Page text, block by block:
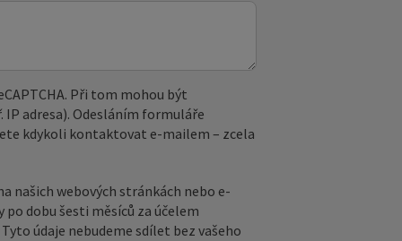
Při tom mohou být
adresa). Odesláním formuláře
kdykoli kontaktovat e‑mailem – zcela
našich webových stránkách nebo e-
dobu šesti měsíců za účelem
údaje nebudeme sdílet bez vašeho